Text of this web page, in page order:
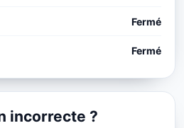
Fermé
Fermé
incorrecte ?